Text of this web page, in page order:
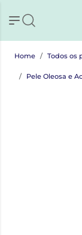
Home Todos os
Pele Oleosa e